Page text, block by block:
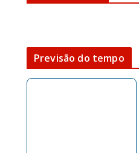
Previsão do tempo